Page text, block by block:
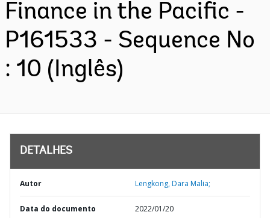
Finance in the Pacific -
P161533 - Sequence No
: 10 (Inglês)
DETALHES
Autor Lengkong, Dara Malia;
Data do documento 2022/01/20